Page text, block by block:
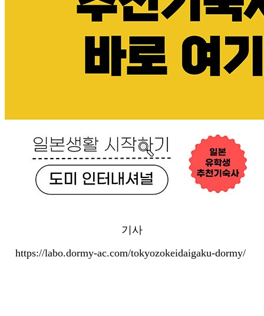
기사
https://labo.dormy-ac.com/tokyozokeidaigaku-dormy/